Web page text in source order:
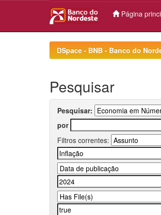
Página
DSpace - BNB - Banco do
Pesquisar
Pesquisar:
por
Filtros correntes: